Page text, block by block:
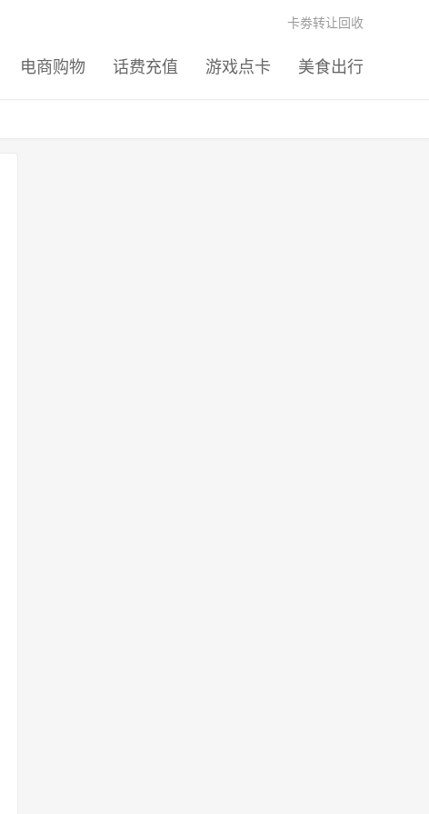
电商购物 话费充值 游戏点卡 美食出行
卡劵转让回收